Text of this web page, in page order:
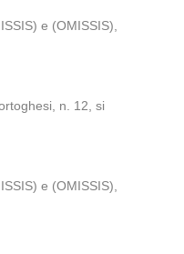
e (OMISSIS),
n. 12, si
e (OMISSIS),